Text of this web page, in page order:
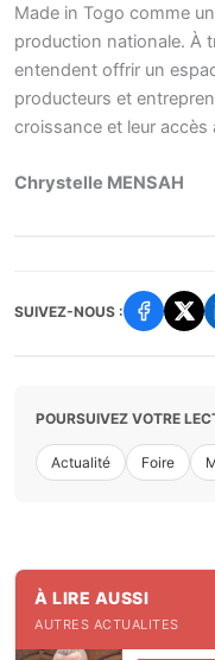
Made in Togo comme
production nationale. À
entendent offrir un
producteurs et
croissance et leur accès
Chrystelle MENSAH
SUIVEZ-NOUS :
POURSUIVEZ VOTRE
Actualité Foire
À LIRE AUSSI
AUTRES ACTUALITES